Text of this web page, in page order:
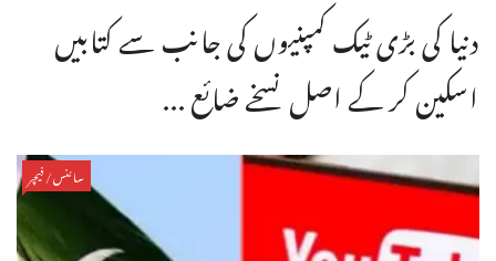
دنیا کی بڑی ٹیک کمپنیوں کی جانب سے کتابیں
اسکین کر کے اصل نسخے ضائع ...
سائنس/فیچر